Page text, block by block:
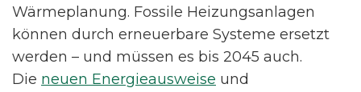
Wärmeplanung. Fossile Heizungsanlagen
können durch erneuerbare Systeme ersetzt
werden – und müssen es bis 2045 auch.
Die neuen Energieausweise und